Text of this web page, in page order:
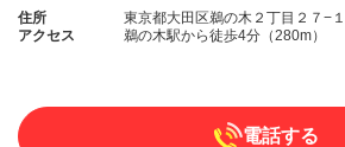
住所
東京都大田区鵜の木２丁目２７−
アクセス
鵜の木駅から徒歩4分（280m）
電話する